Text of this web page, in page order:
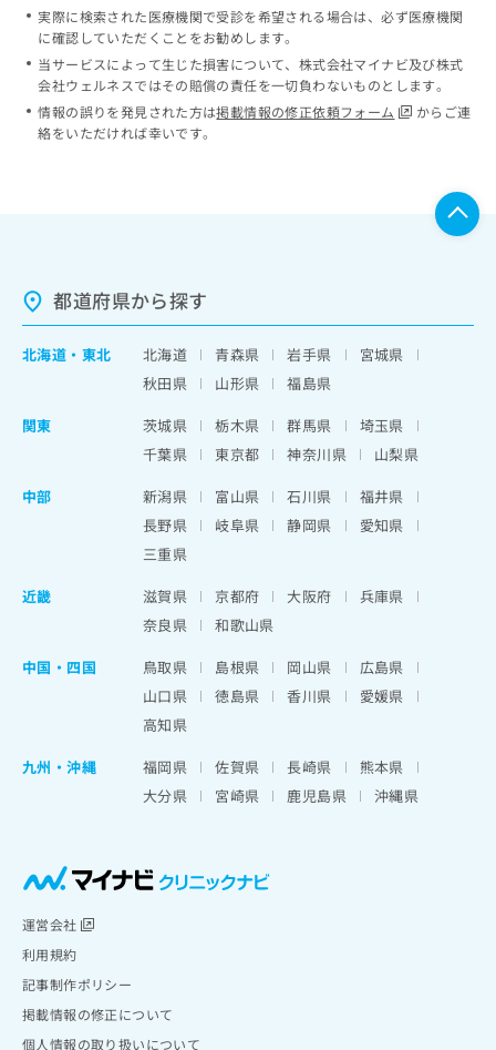
実際に検索された医療機関で受診を希望される場合は、必ず医療機関
に確認していただくことをお勧めします。
当サービスによって生じた損害について、株式会社マイナビ及び株式
会社ウェルネスではその賠償の責任を一切負わないものとします。
情報の誤りを発見された方は掲載情報の修正依頼フォーム
からご連
絡をいただければ幸いです。
都道府県から探す
北海道 ・ 東北 北海道 青森県 岩手県
宮城県
秋田県
山形県
福島県
関東
茨城県 栃木県 群馬県
埼玉県
千葉県
東京都 神奈川県
山梨県
中部
新潟県 富山県 石川県
福井県
長野県
岐阜県 静岡県
愛知県
三重県
近畿
滋賀県 京都府 大阪府
兵庫県
奈良県
和歌山県
中国・四国
鳥取県 島根県 岡山県
広島県
山口県
徳島県 香川県
愛媛県
高知県
九州・沖縄
福岡県 佐賀県 長崎県
熊本県
大分県
宮崎県 鹿児島県 沖縄県
運営会社
利用規約
記事制作ポリシー
掲載情報の修正について
個人情報の取り扱いについて